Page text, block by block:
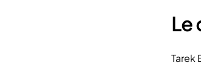
Le
Tarek